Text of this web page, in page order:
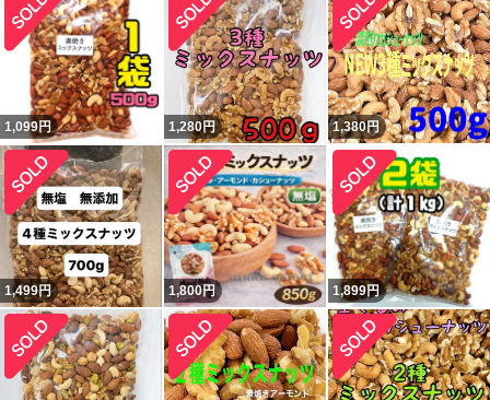
1,099円 1,280円 1,380円
1,499円 1,800円 1,899円